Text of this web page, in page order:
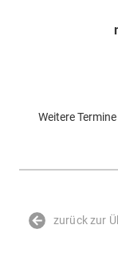
Telefon:
Weitere Termine
zurück zur